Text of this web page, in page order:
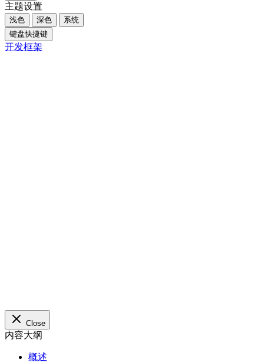
主题设置
浅色 深色
系统
键盘快捷键
开发框架
Close
内容大纲
概述